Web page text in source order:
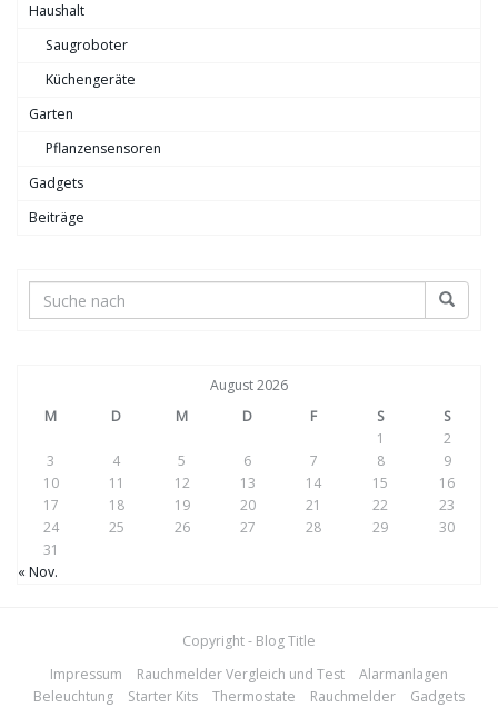
Haushalt
Saugroboter
Küchengeräte
Garten
Pflanzensensoren
Gadgets
Beiträge
August 2026
M
D M D F S
S
1
2
3
4 5 6 7 8
9
10
11 12 13 14 15
16
17
18 19 20 21 22
23
24
25 26 27 28 29
30
31
« Nov.
Copyright - Blog Title
Impressum
Rauchmelder Vergleich und Test
Alarmanlagen
Beleuchtung
Starter Kits Thermostate Rauchmelder Gadgets